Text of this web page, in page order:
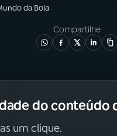
da Bola
Compartilhe
do conteúdo
um clique.